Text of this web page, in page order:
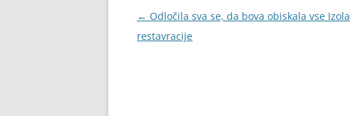
Krmarjenje
po
← Odločila sva se, da bova obiskala vse Izola
restavracije